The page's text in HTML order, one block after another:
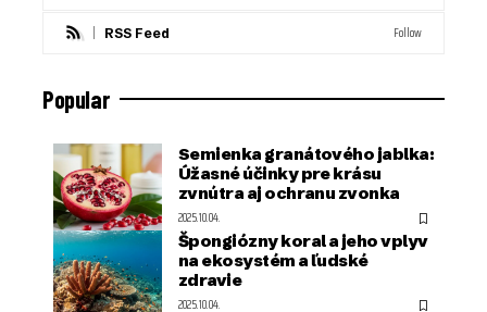
RSS Feed Follow
Popular
Semienka granátového jablka:
Úžasné účinky pre krásu
zvnútra aj ochranu zvonka
2025.10.04.
Špongiózny koral a jeho vplyv
na ekosystém a ľudské
zdravie
2025.10.04.